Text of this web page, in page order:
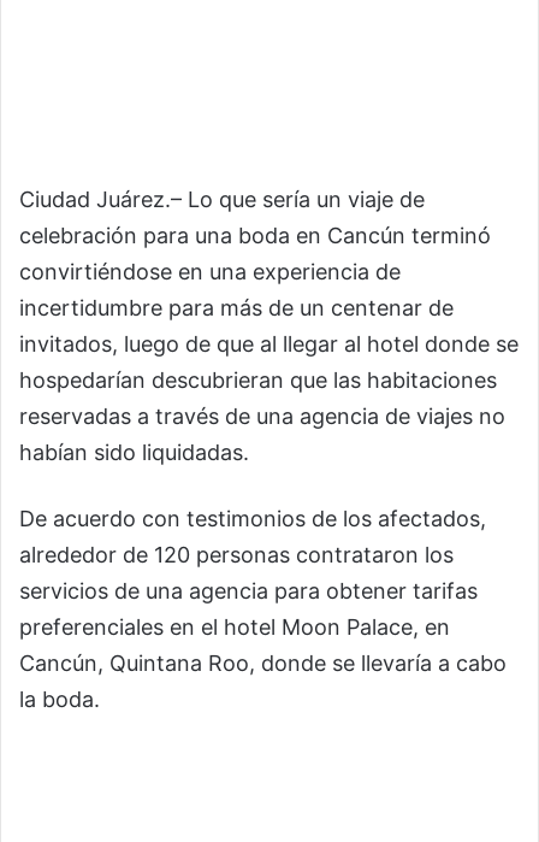
Ciudad Juárez.– Lo que sería un viaje de
celebración para una boda en Cancún terminó
convirtiéndose en una experiencia de
incertidumbre para más de un centenar de
invitados, luego de que al llegar al hotel donde se
hospedarían descubrieran que las habitaciones
reservadas a través de una agencia de viajes no
habían sido liquidadas.
De acuerdo con testimonios de los afectados,
alrededor de 120 personas contrataron los
servicios de una agencia para obtener tarifas
preferenciales en el hotel Moon Palace, en
Cancún, Quintana Roo, donde se llevaría a cabo
la boda.